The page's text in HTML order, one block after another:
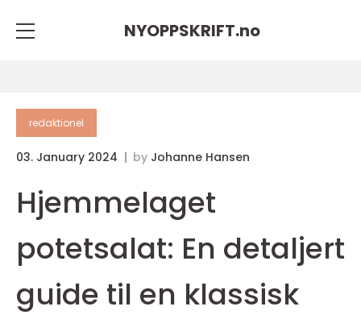
NYOPPSKRIFT.no
redaktionel
03. January 2024 by Johanne Hansen
Hjemmelaget
potetsalat: En detaljert
guide til en klassisk